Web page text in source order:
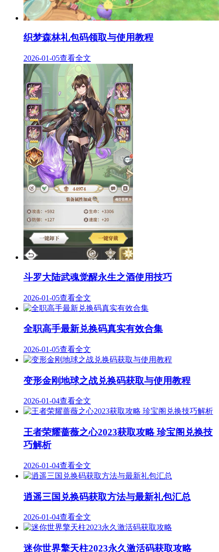
织梦森林礼包码领取与使用教程
2026-01-05查看全文
斗罗大陆武魂觉醒永生之酒使用技巧
2026-01-05查看全文
全职高手最新兑换码真实有效合集
2026-01-05查看全文
变形金刚地球之战兑换码获取与使用教程
2026-01-04查看全文
王者荣耀蔷薇之心2023获取攻略 珍宝阁兑换技
巧解析
2026-01-04查看全文
逍遥三国兑换码获取方法与最新礼包汇总
2026-01-04查看全文
迷你世界擎天柱2023永久激活码获取攻略